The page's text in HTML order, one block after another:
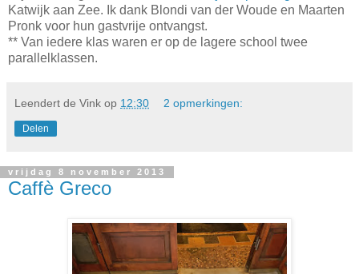
Katwijk aan Zee. Ik dank Blondi van der Woude en Maarten
Pronk voor hun gastvrije ontvangst.
** Van iedere klas waren er op de lagere school twee
parallelklassen.
Leendert de Vink op 12:30 2 opmerkingen:
Delen
vrijdag 8 november 2013
Caffè Greco